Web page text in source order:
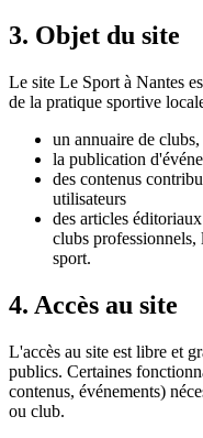
3. Objet du site
Le site Le Sport à Nantes
de la pratique sportive
un annuaire de
la publication
des contenus
utilisateurs
des articles
clubs
sport.
4. Accès au site
L'accès au site est libre et
publics. Certaines
contenus, événements)
ou club.